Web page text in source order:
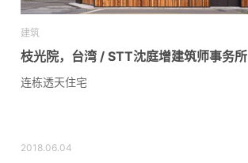
建筑
枝光院，台湾 / STT沈庭增建筑师事务所
连栋透天住宅
2018.06.04